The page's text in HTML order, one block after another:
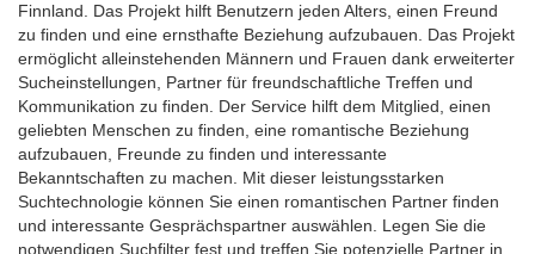
Finnland. Das Projekt hilft Benutzern jeden Alters, einen Freund
zu finden und eine ernsthafte Beziehung aufzubauen. Das Projekt
ermöglicht alleinstehenden Männern und Frauen dank erweiterter
Sucheinstellungen, Partner für freundschaftliche Treffen und
Kommunikation zu finden. Der Service hilft dem Mitglied, einen
geliebten Menschen zu finden, eine romantische Beziehung
aufzubauen, Freunde zu finden und interessante
Bekanntschaften zu machen. Mit dieser leistungsstarken
Suchtechnologie können Sie einen romantischen Partner finden
und interessante Gesprächspartner auswählen. Legen Sie die
notwendigen Suchfilter fest und treffen Sie potenzielle Partner in